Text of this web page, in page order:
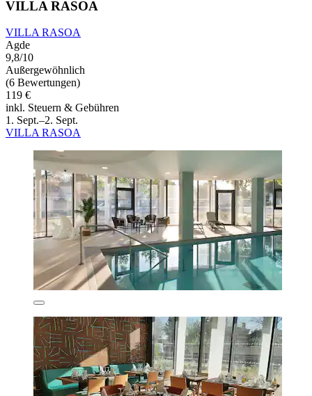
VILLA RASOA
VILLA RASOA
Agde
9,8/10
Außergewöhnlich
(6 Bewertungen)
119 €
inkl. Steuern & Gebühren
1. Sept.–2. Sept.
VILLA RASOA